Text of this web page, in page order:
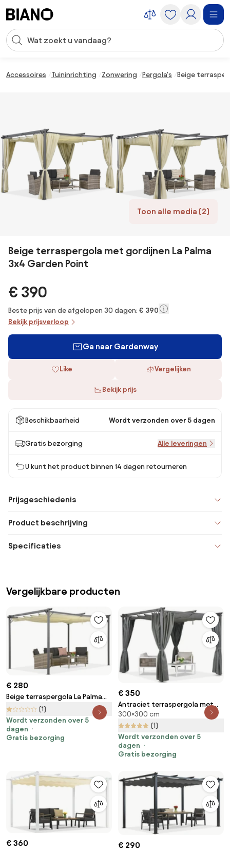
Zoekopdracht invoeren
Accessoires Tuininrichting Zonwering Pergola's Beige
Toon alle media (2)
Beige terraspergola met gordijnen La Palma
3x4 Garden Point
€ 390
Beste prijs van de afgelopen 30 dagen: € 390
Bekijk prijsverloop
Ga naar Gardenway
Like Vergelijken
Bekijk prijs
Beschikbaarheid Wordt verzonden over 5 dagen
Gratis bezorging Alle leveringen
U kunt het product binnen 14 dagen retourneren
Prijsgeschiedenis
Product beschrijving
Specificaties
Vergelijkbare producten
€ 280
Beige terraspergola La Palma
3x3 Garden Point
(1)
Wordt verzonden over 5
dagen
Gratis bezorging
€ 350
Antraciet terraspergola met
gordijnen La Palma 3x3 Garden
Point
300×300 cm
(1)
Wordt verzonden over 5
dagen
Gratis bezorging
€ 360 € 290